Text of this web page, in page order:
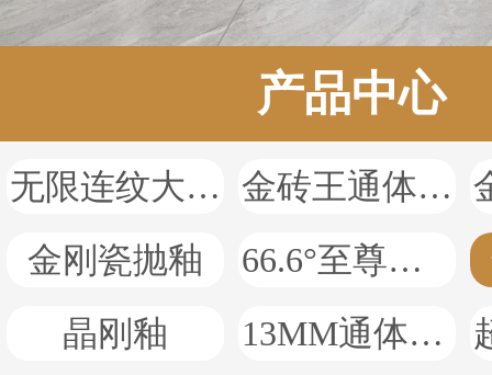
产品中心
无限连纹大理石
金砖王通体大理石
金刚瓷抛釉
66.6°至尊白瓷抛石
晶刚釉
13MM通体厚岩板